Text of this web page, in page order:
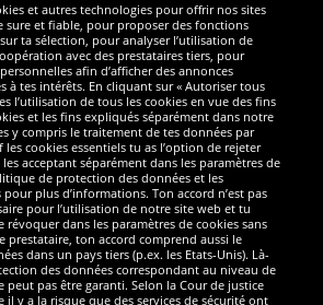
sommes excellents
et autres technologies pour offrir nos sites
sure et fiable, pour proposer des fonctions
ta sélection, pour analyser l’utilisation de
avec des prestataires tiers, pour
afin d’afficher des annonces
à tes intérêts. En cliquant sur « Autoriser tous
l’utilisation de tous les cookies en vue des fins
et les fins expliqués séparément dans notre
y compris le traitement de tes données par
les cookies essentiels tu as l’option de rejeter
acceptant séparément dans les paramètres de
de protection des données et les
plus d’informations. Ton accord n’est pas
pour l’utilisation de notre site web et tu
dans les paramètres de cookies sans
prestataire, ton accord comprend aussi le
dans un pays tiers (p.ex. les Etats-Unis). Là-
des données correspondant au niveau de
peut pas être garanti. Selon la Cour de justice
il y a la risque que des services de sécurité ont